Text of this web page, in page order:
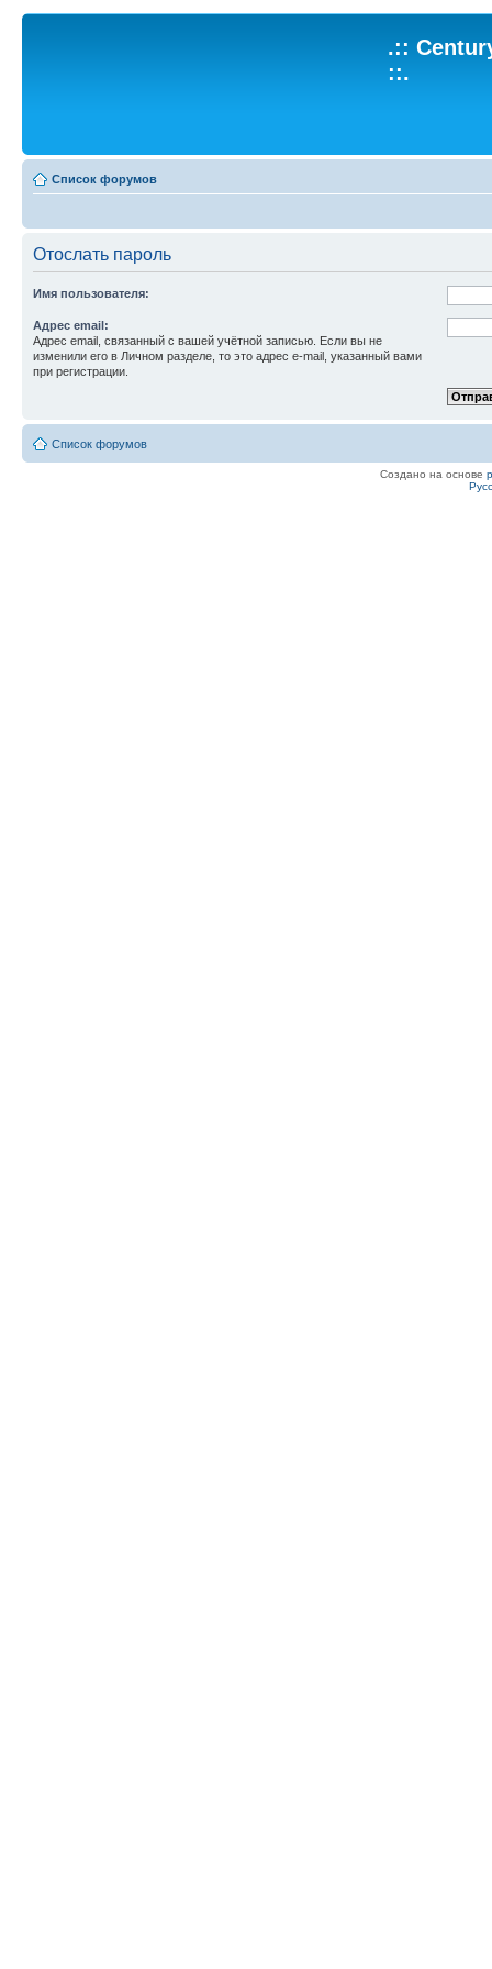
.::
::.
Список форумов
Отослать пароль
Имя пользователя:
Адрес email:
Адрес email, связанный с вашей учётной записью. Если вы не
изменили его в Личном разделе, то это адрес e-mail, указанный вами
при регистрации.
Список форумов
Создано на основе